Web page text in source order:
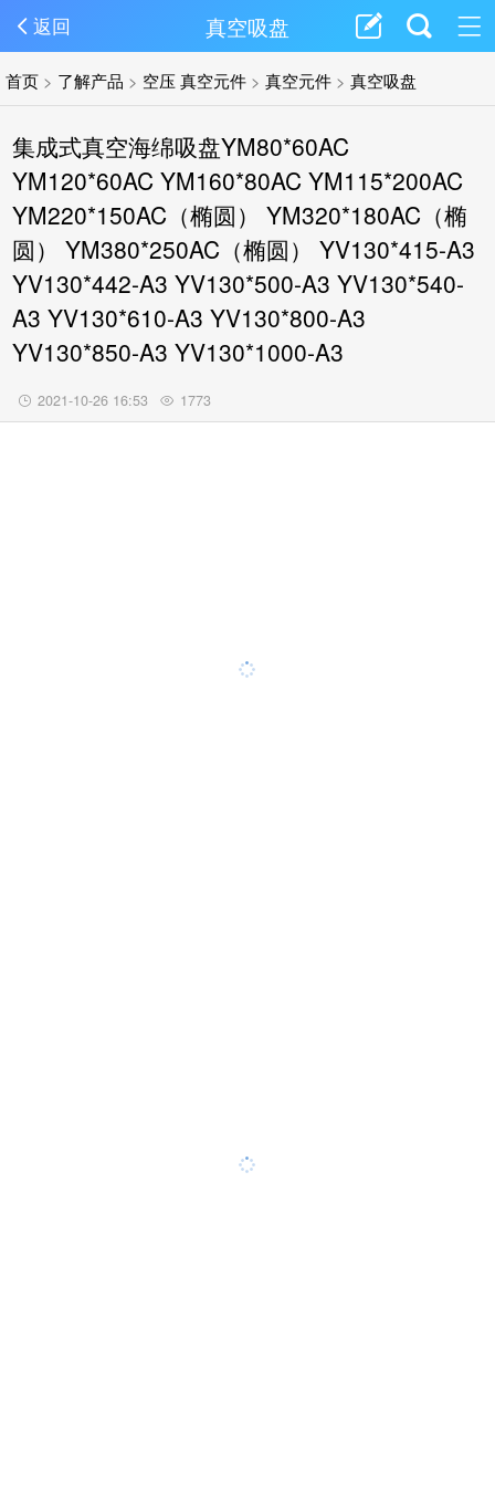
返回 真空吸盘
首页 > 了解产品 > 空压 真空元件 >真空元件 >真空吸盘
集成式真空海绵吸盘YM80*60AC
YM120*60AC YM160*80AC YM115*200AC
YM220*150AC（椭圆） YM320*180AC（椭
圆） YM380*250AC（椭圆） YV130*415-A3
YV130*442-A3 YV130*500-A3 YV130*540-
A3 YV130*610-A3 YV130*800-A3
YV130*850-A3 YV130*1000-A3
2021-10-26 16:53 1773